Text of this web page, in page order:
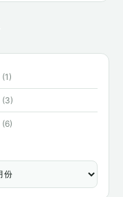
(1)
(3)
(6)